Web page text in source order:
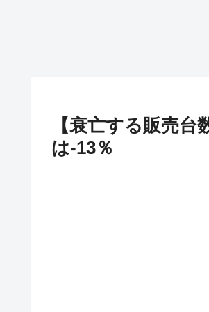
【衰亡する販売台
は-13％